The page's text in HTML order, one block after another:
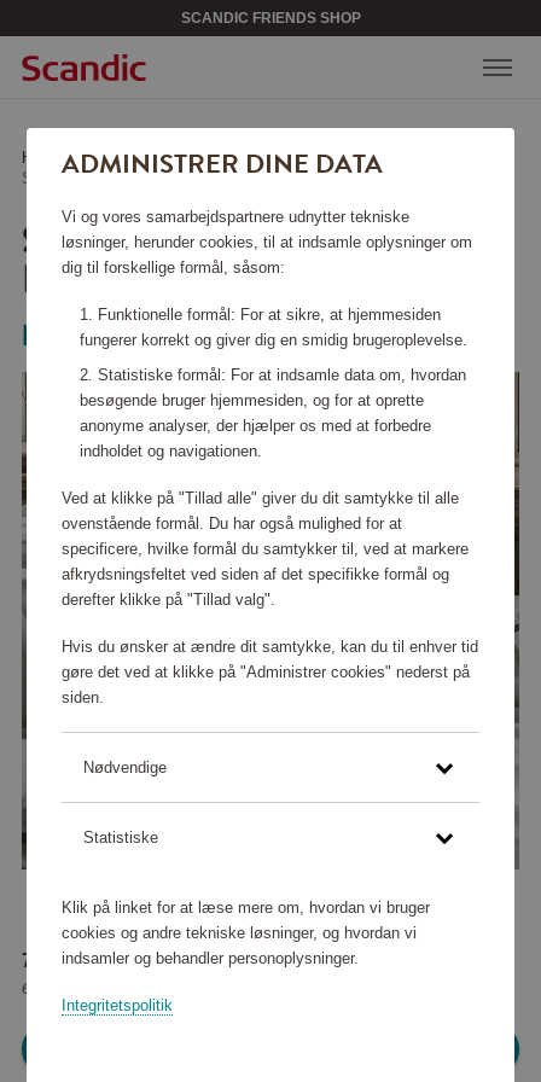
SCANDIC FRIENDS SHOP
Hjem /Hjem & design/Tekstiler/
Singolo Pudebetræk ECO Grå 50x60
SINGOLO PUDEBETRÆK
ECO GRÅ 50X60
Mille Notti
74 800 point
eller
ADMINISTRER DINE DATA
Vi og vores samarbejdspartnere udnytter tekniske
løsninger, herunder cookies, til at indsamle oplysninger om
dig til forskellige formål, såsom:
Funktionelle formål: For at sikre, at hjemmesiden
fungerer korrekt og giver dig en smidig brugeroplevelse.
Statistiske formål: For at indsamle data om, hvordan
besøgende bruger hjemmesiden, og for at oprette
anonyme analyser, der hjælper os med at forbedre
indholdet og navigationen.
Ved at klikke på "Tillad alle" giver du dit samtykke til alle
ovenstående formål. Du har også mulighed for at
specificere, hvilke formål du samtykker til, ved at markere
afkrydsningsfeltet ved siden af det specifikke formål og
derefter klikke på "Tillad valg".
Hvis du ønsker at ændre dit samtykke, kan du til enhver tid
gøre det ved at klikke på "Administrer cookies" nederst på
siden.
Nødvendige
Statistiske
Klik på linket for at læse mere om, hvordan vi bruger
cookies og andre tekniske løsninger, og hvordan vi
indsamler og behandler personoplysninger.
Integritetspolitik